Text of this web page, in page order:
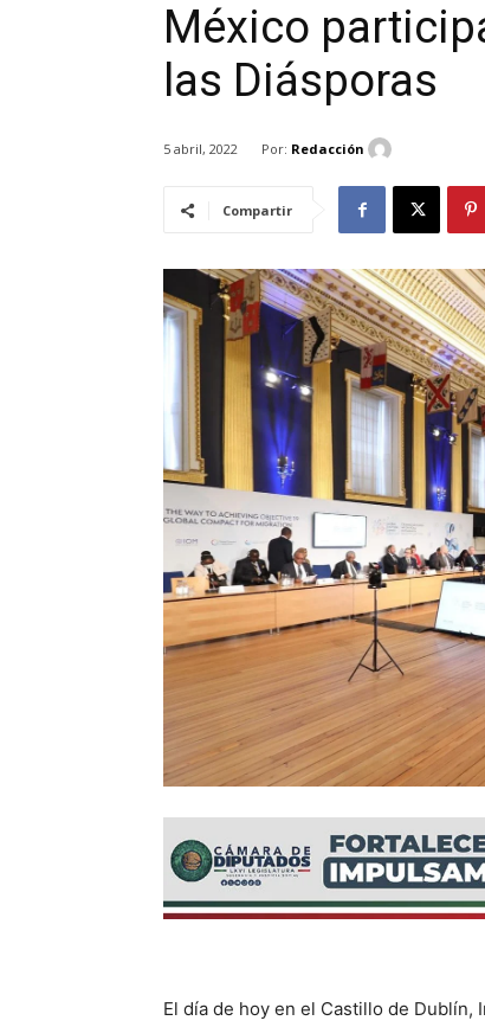
México
las Diásporas
5 abril, 2022 Por: Redacción
Compartir
El día de hoy en el Castillo de Dublín,